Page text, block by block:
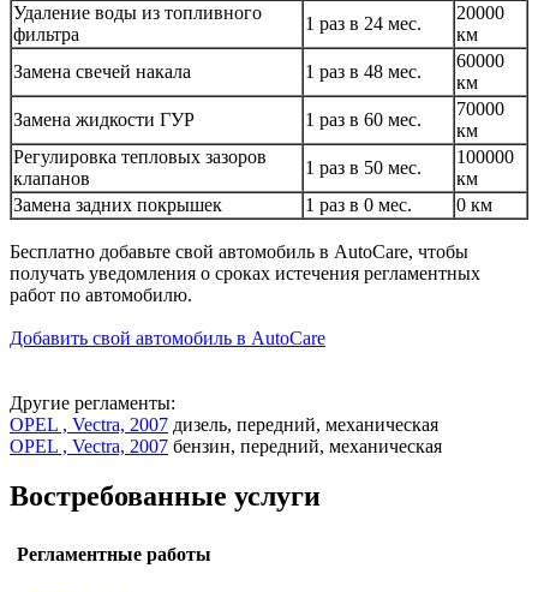
Удаление воды из топливного
фильтра
1 раз в 24 мес.
20000
км
Замена свечей накала
1 раз в 48 мес.
60000
км
Замена жидкости ГУР
1 раз в 60 мес.
70000
км
Регулировка тепловых зазоров
клапанов
1 раз в 50 мес.
100000
км
Замена задних покрышек
1 раз в 0 мес. 0 км
Бесплатно добавьте свой автомобиль в AutoCare, чтобы
получать уведомления о сроках истечения регламентных
работ по автомобилю.
Добавить свой автомобиль в AutoCare
Другие регламенты:
OPEL , Vectra, 2007 дизель, передний, механическая
OPEL , Vectra, 2007 бензин, передний, механическая
Востребованные услуги
Регламентные работы